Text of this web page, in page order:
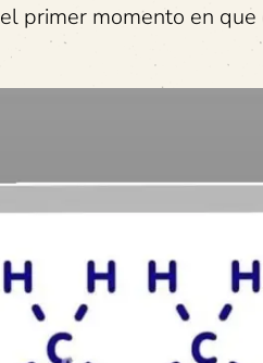
primer momento en